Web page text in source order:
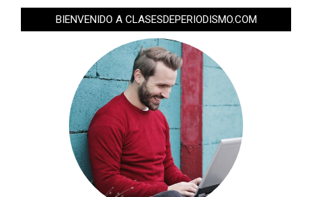
BIENVENIDO A CLASESDEPERIODISMO.COM